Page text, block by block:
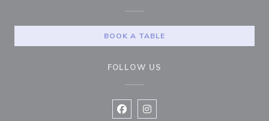
BOOK A TABLE
FOLLOW US
Facebook ((opens in a new
Instagram ((opens in a new